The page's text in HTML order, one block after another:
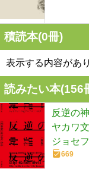
積読本(0冊)
表示する内容があ
読みたい本(156
反逆の
ヤカワ
ジョセ
669